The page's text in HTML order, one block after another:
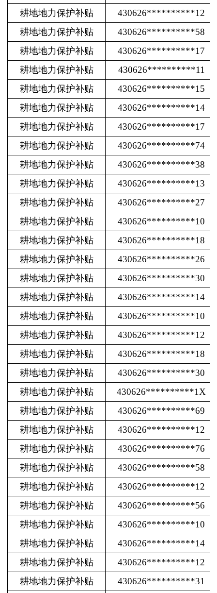
耕地地力保护补贴
430626**********12
耕地地力保护补贴
430626**********58
耕地地力保护补贴
430626**********17
耕地地力保护补贴
430626**********11
耕地地力保护补贴
430626**********15
耕地地力保护补贴
430626**********14
耕地地力保护补贴
430626**********17
耕地地力保护补贴
430626**********74
耕地地力保护补贴
430626**********38
耕地地力保护补贴
430626**********13
耕地地力保护补贴
430626**********27
耕地地力保护补贴
430626**********10
耕地地力保护补贴
430626**********18
耕地地力保护补贴
430626**********26
耕地地力保护补贴
430626**********30
耕地地力保护补贴
430626**********14
耕地地力保护补贴
430626**********10
耕地地力保护补贴
430626**********12
耕地地力保护补贴
430626**********18
耕地地力保护补贴
430626**********30
耕地地力保护补贴
430626**********1X
耕地地力保护补贴
430626**********69
耕地地力保护补贴
430626**********12
耕地地力保护补贴
430626**********76
耕地地力保护补贴
430626**********58
耕地地力保护补贴
430626**********12
耕地地力保护补贴
430626**********56
耕地地力保护补贴
430626**********10
耕地地力保护补贴
430626**********14
耕地地力保护补贴
430626**********12
耕地地力保护补贴
430626**********31